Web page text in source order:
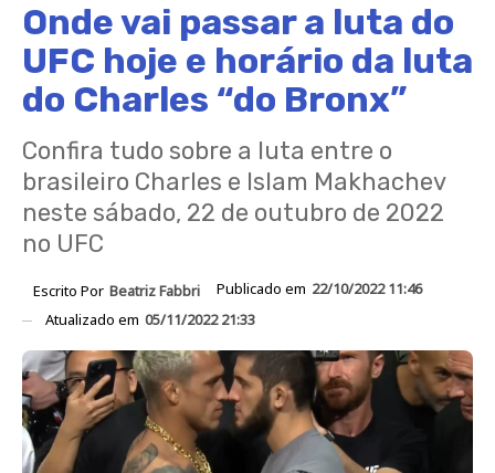
Onde vai passar a luta do
UFC hoje e horário da luta
do Charles “do Bronx”
Confira tudo sobre a luta entre o
brasileiro Charles e Islam Makhachev
neste sábado, 22 de outubro de 2022
no UFC
Escrito Por Beatriz Fabbri Publicado em 22/10/2022 11:46
Atualizado em 05/11/2022 21:33